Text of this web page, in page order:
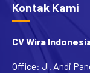
Kontak Kami
CV Wira
Office: Jl. Andi